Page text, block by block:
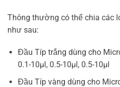
Thông thường có thể chia các
như sau:
Đầu Típ trắng dùng cho
0.1-10µl, 0.5-10µl, 0.5-10µl
Đầu Típ vàng dùng cho